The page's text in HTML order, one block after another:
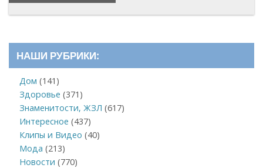
НАШИ РУБРИКИ:
Дом (141)
Здоровье (371)
Знаменитости, ЖЗЛ (617)
Интересное (437)
Клипы и Видео (40)
Мода (213)
Новости (770)